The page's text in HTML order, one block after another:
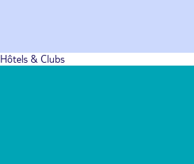
Hôtels & Clubs